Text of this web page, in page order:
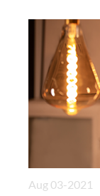
Aug 03-2021